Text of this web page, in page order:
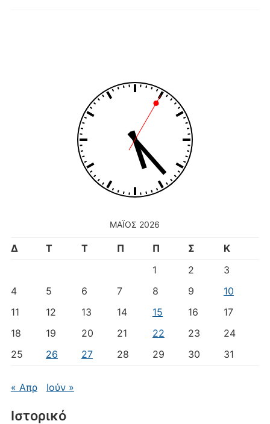
ΜΆΙΟΣ 2026
Δ Τ Τ Π Π Σ
Κ
1
2
3
4
5 6 7 8 9
10
11
12 13 14 15 16
17
18
19 20 21 22 23
24
25
26 27 28 29 30 31
« Απρ Ιούν »
Ιστορικό